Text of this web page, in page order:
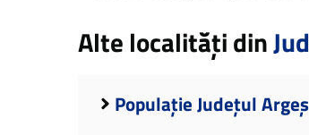
Alte localități din
Populație Județul Argeș